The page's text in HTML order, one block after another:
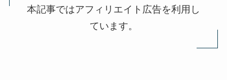
本記事ではアフィリエイト広告を利用し
ています。